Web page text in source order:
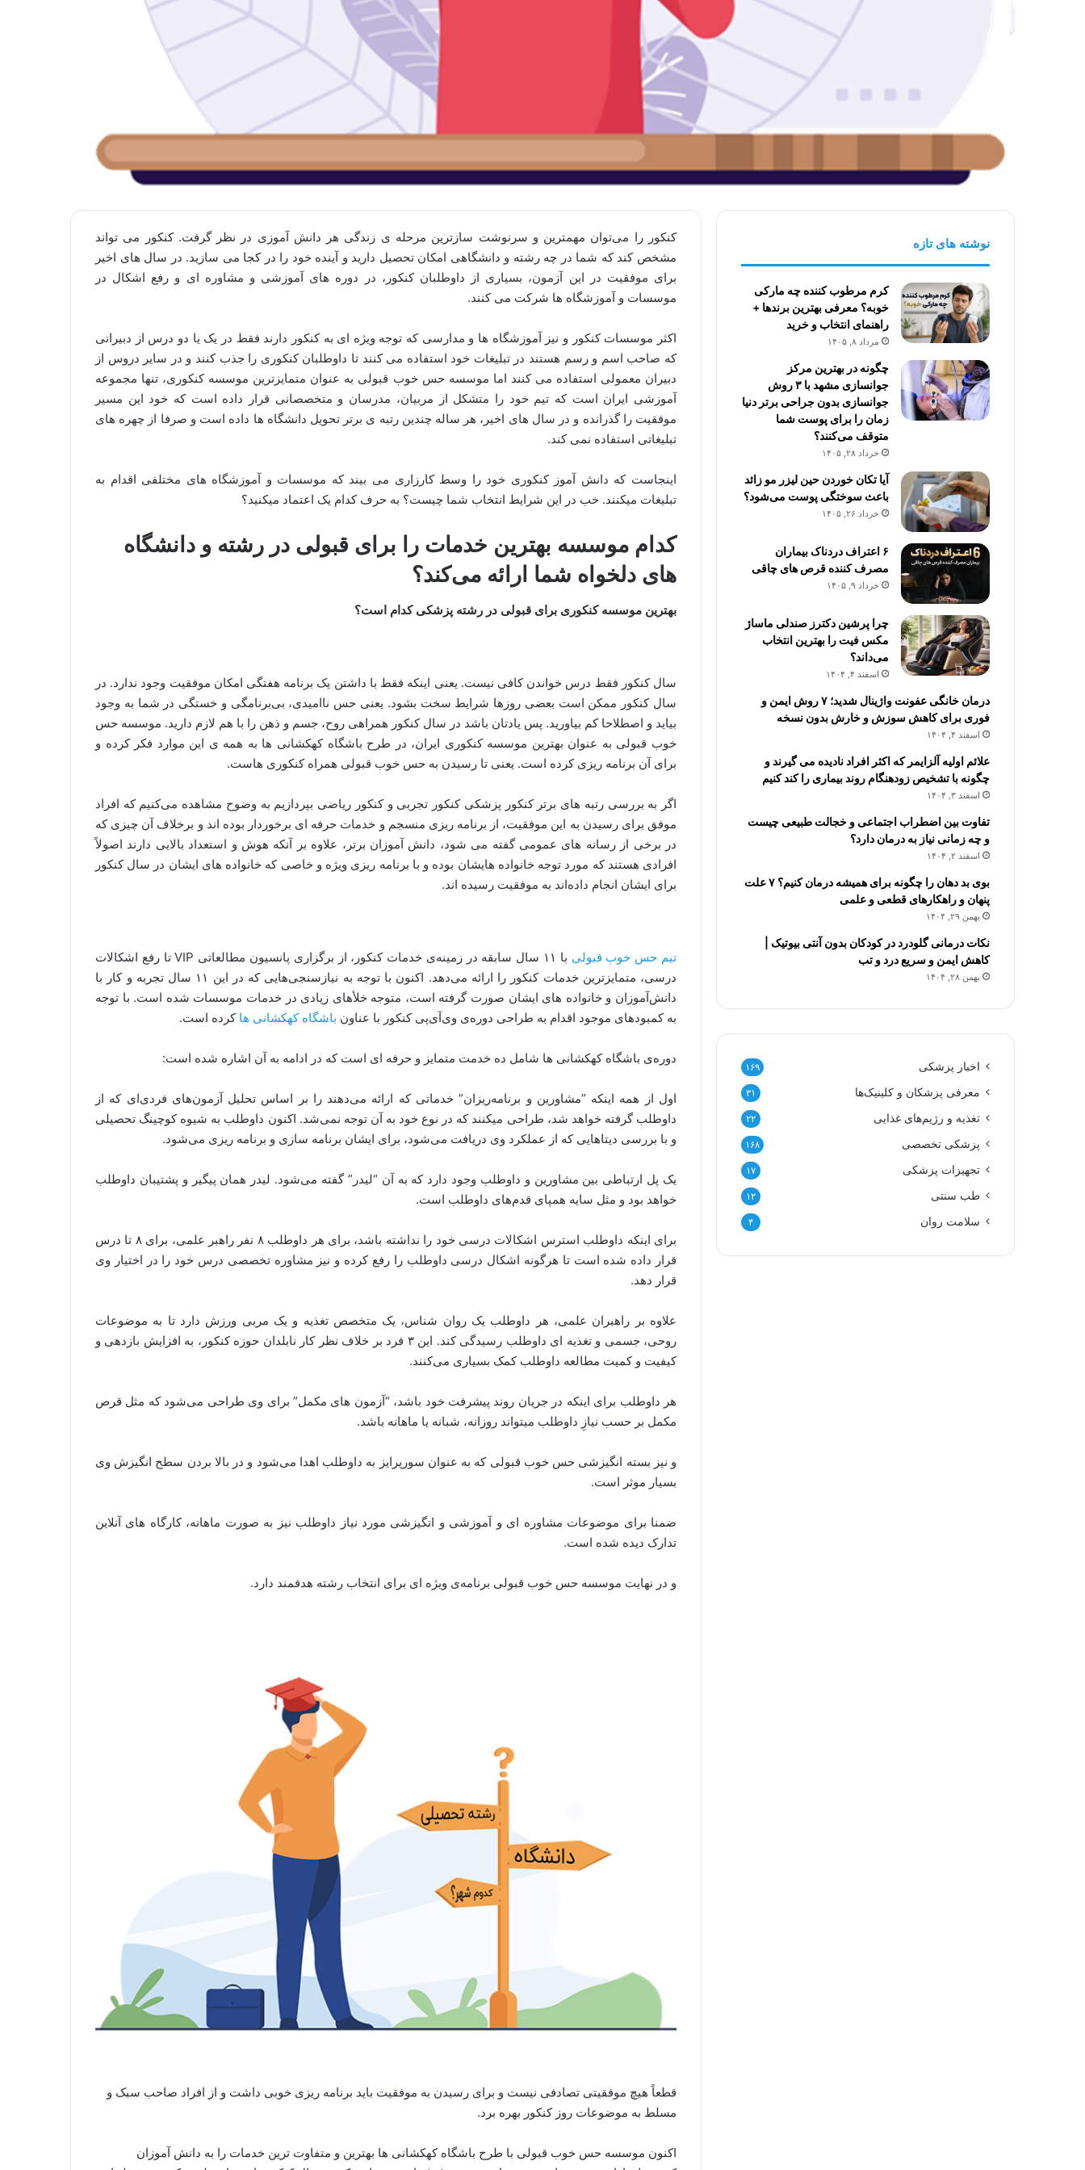
کنکور را می‌توان مهمترین و سرنوشت سازترین مرحله ی زندگی هر دانش آموزی در نظر گرفت. کنکور می تواند
مشخص کند که شما در چه رشته و دانشگاهی امکان تحصیل دارید و آینده خود را در کجا می سازید. در سال های اخیر
برای موفقیت در این آزمون، بسیاری از داوطلبان کنکور، در دوره های آموزشی و مشاوره ای و رفع اشکال در
موسسات و آموزشگاه ها شرکت می کنند.
اکثر موسسات کنکور و نیز آموزشگاه ها و مدارسی که توجه ویژه ای به کنکور دارند فقط در یک یا دو درس از دبیرانی
که صاحب اسم و رسم هستند در تبلیغات خود استفاده می کنند تا داوطلبان کنکوری را جذب کنند و در سایر دروس از
دبیران معمولی استفاده می کنند اما موسسه حس خوب قبولی به عنوان متمایزترین موسسه کنکوری، تنها مجموعه
آموزشی ایران است که تیم خود را متشکل از مربیان، مدرسان و متخصصانی قرار داده است که خود این مسیر
موفقیت را گذرانده و در سال های اخیر، هر ساله چندین رتبه ی برتر تحویل دانشگاه ها داده است و صرفا از چهره های
تبلیغاتی استفاده نمی کند.
اینجاست که دانش آموز کنکوری خود را وسط کارزاری می بیند که موسسات و آموزشگاه های مختلفی اقدام به
تبلیغات میکنند. خب در این شرایط انتخاب شما چیست؟ به حرف کدام یک اعتماد میکنید؟
کدام موسسه بهترین خدمات را برای قبولی در رشته و دانشگاه
های دلخواه شما ارائه می‌کند؟
بهترین موسسه کنکوری برای قبولی در رشته پزشکی کدام است؟
سال کنکور فقط درس خواندن کافی نیست. یعنی اینکه فقط با داشتن یک برنامه هفتگی امکان موفقیت وجود ندارد. در
سال کنکور ممکن است بعضی روزها شرایط سخت بشود. یعنی حس ناامیدی، بی‌برنامگی و خستگی در شما به وجود
بیاید و اصطلاحا کم بیاورید. پس یادتان باشد در سال کنکور همراهی روح، جسم و ذهن را با هم لازم دارید. موسسه حس
خوب قبولی به عنوان بهترین موسسه کنکوری ایران، در طرح باشگاه کهکشانی ها به همه ی این موارد فکر کرده و
برای آن برنامه ریزی کرده است. یعنی تا رسیدن به حس خوب قبولی همراه کنکوری هاست.
اگر به بررسی رتبه های برتر کنکور پزشکی کنکور تجربی و کنکور ریاضی بپردازیم به وضوح مشاهده می‌کنیم که افراد
موفق برای رسیدن به این موفقیت، از برنامه ریزی منسجم و خدمات حرفه ای برخوردار بوده اند و برخلاف آن چیزی که
در برخی از رسانه های عمومی گفته می شود، دانش آموزان برتر، علاوه بر آنکه هوش و استعداد بالایی دارند اصولاً
افرادی هستند که مورد توجه خانواده هایشان بوده و با برنامه ریزی ویژه و خاصی که خانواده های ایشان در سال‌ کنکور
برای ایشان انجام داده‌اند به موفقیت رسیده اند.
تیم حس خوب قبولی
با ۱۱ سال سابقه در زمینه‌ی خدمات کنکور، از برگزاری پانسیون مطالعاتی VIP تا رفع اشکالات
درسی، متمایزترین خدمات کنکور را ارائه می‌دهد. اکنون با توجه به نیازسنجی‌هایی که در این ۱۱ سال تجربه و کار با
دانش‌آموزان و خانواده های ایشان صورت گرفته است، متوجه خلأهای زیادی در خدمات موسسات شده است. با توجه
به کمبودهای موجود اقدام به طراحی دوره‌ی وی‌آی‌پی کنکور با عناون باشگاه کهکشانی ها کرده است.
دوره‌ی باشگاه کهکشانی ها شامل ده خدمت متمایز و حرفه ای است که در ادامه به آن اشاره شده است:
اول از همه اینکه ”مشاورین و برنامه‌ریزان” خدماتی که ارائه می‌دهند را بر اساس تحلیل آزمون‌های فردی‌ای که از
داوطلب گرفته خواهد شد، طراحی میکنند که در نوع خود به آن توجه نمی‌شد. اکنون داوطلب به شیوه‌ کوچینگ تحصیلی
و با بررسی دیتاهایی که از عملکرد وی دریافت می‌شود، برای ایشان برنامه سازی و برنامه ریزی می‌شود.
یک پل ارتباطی بین مشاورین و داوطلب وجود دارد که به آن “لیدر” گفته می‌شود. لیدر همان پیگیر و پشتیبان داوطلب
خواهد بود و مثل سایه همپای قدم‌های داوطلب است.
برای اینکه داوطلب استرس اشکالات درسی‌ خود را نداشته باشد، برای هر داوطلب ۸ نفر راهبر علمی، برای ۸ تا درس
قرار داده شده است تا هرگونه اشکال درسی داوطلب را رفع کرده و نیز مشاوره تخصصی درس خود را در اختیار وی
قرار دهد.
علاوه بر راهبران علمی، هر داوطلب یک روان شناس، یک متخصص تغذیه و یک مربی ورزش دارد تا به موضوعات
روحی، جسمی و تغذیه ای داوطلب رسیدگی کند. این ۳ فرد بر خلاف نظر کار نابلدان حوزه کنکور، به افزایش بازدهی و
کیفیت و کمیت مطالعه داوطلب کمک بسیاری می‌کنند.
هر داوطلب برای اینکه در جریان روند پیشرفت خود باشد، “آزمون های مکمل” برای وی طراحی می‌شود که مثل قرص
مکمل بر حسب نیازِ داوطلب میتواند روزانه، شبانه یا ماهانه باشد.
و نیز بسته انگیزشی حس خوب قبولی که به عنوان سورپرایز به داوطلب اهدا می‌شود و در بالا بردن سطح انگیزش وی
بسیار موثر است.
ضمنا برای موضوعات مشاوره ای و آموزشی و انگیزشی مورد نیاز داوطلب نیز به صورت ماهانه، کارگاه های آنلاین
تدارک دیده شده است.
و در نهایت موسسه حس خوب قبولی برنامه‌ی ویژه ای برای انتخاب رشته هدفمند دارد.
قطعاً هیچ موفقیتی تصادفی نیست و برای رسیدن به موفقیت باید برنامه ریزی خوبی داشت و از افراد صاحب سبک و
مسلط به موضوعات روز کنکور بهره برد.
اکنون موسسه حس خوب قبولی با طرح باشگاه کهکشانی ها بهترین و متفاوت ترین خدمات را به دانش آموزان
نوشته های تازه
کرم مرطوب کننده چه مارکی
خوبه؟ معرفی بهترین برندها +
راهنمای انتخاب و خرید
مرداد ۸, ۱۴۰۵
چگونه در بهترین مرکز
جوانسازی مشهد با ۳ روش
جوانسازی بدون جراحی برتر دنیا
زمان را برای پوست شما
متوقف می‌کنند؟
خرداد ۲۸, ۱۴۰۵
آیا تکان خوردن حین لیزر مو زائد
باعث سوختگی پوست می‌شود؟
خرداد ۲۶, ۱۴۰۵
۶ اعتراف دردناک بیماران
مصرف کننده قرص های چاقی
خرداد ۹, ۱۴۰۵
چرا پرشین دکترز صندلی ماساژ
مکس فیت را بهترین انتخاب
می‌داند؟
اسفند ۴, ۱۴۰۴
درمان خانگی عفونت واژینال شدید؛ ۷ روش ایمن و
فوری برای کاهش سوزش و خارش بدون نسخه
اسفند ۴, ۱۴۰۴
علائم اولیه آلزایمر که اکثر افراد نادیده می گیرند و
چگونه با تشخیص زودهنگام روند بیماری را کند کنیم
اسفند ۳, ۱۴۰۴
تفاوت بین اضطراب اجتماعی و خجالت طبیعی چیست
و چه زمانی نیاز به درمان دارد؟
اسفند ۲, ۱۴۰۴
بوی بد دهان را چگونه برای همیشه درمان کنیم؟ ۷ علت
پنهان و راهکارهای قطعی و علمی
بهمن ۲۹, ۱۴۰۴
نکات درمانی گلودرد در کودکان بدون آنتی بیوتیک |
کاهش ایمن و سریع درد و تب
بهمن ۲۸, ۱۴۰۴
اخبار پزشکی ۱۶۹
معرفی پزشکان و کلینیک‌ها ۳۱
تغذیه و رژیم‌های غذایی ۲۲
پزشکی تخصصی ۱۶۸
تجهیزات پزشکی ۱۷
طب سنتی ۱۲
سلامت روان ۴